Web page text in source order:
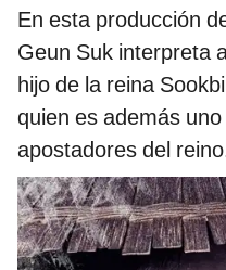
En esta producción
Geun Suk interpreta
hijo de la reina
quien es además
apostadores del